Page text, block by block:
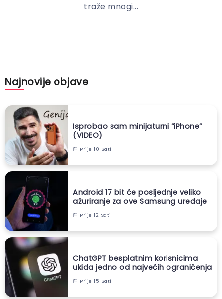
traže mnogi...
Najnovije objave
Isprobao sam minijaturni “iPhone”
(VIDEO)
Prije 10 Sati
Android 17 bit će posljednje veliko
ažuriranje za ove Samsung uređaje
Prije 12 Sati
ChatGPT besplatnim korisnicima
ukida jedno od najvećih ograničenja
Prije 15 Sati